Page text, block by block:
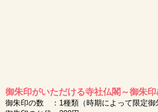
御朱印がいただける寺社仏閣～御朱
御朱印の数 ：1種類（時期によって限定御